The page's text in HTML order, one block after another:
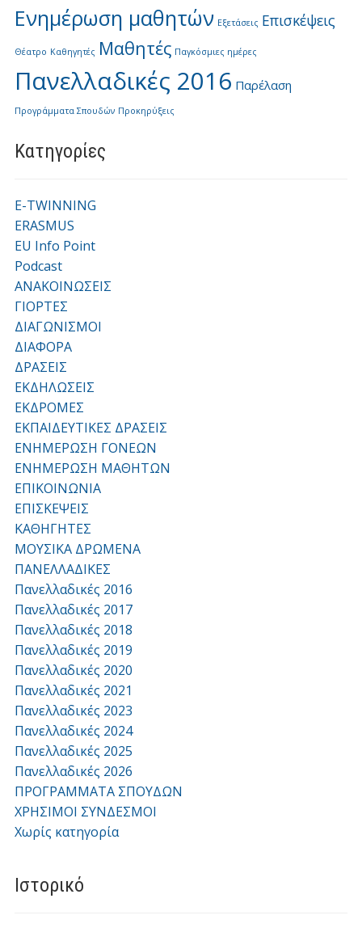
Ενημέρωση μαθητών Εξετάσεις Επισκέψεις
Θέατρο Καθηγητές Μαθητές Παγκόσμιες ημέρες
Πανελλαδικές 2016 Παρέλαση
Προγράμματα Σπουδών Προκηρύξεις
Kατηγορίες
E-TWINNING
ERASMUS
EU Info Point
Podcast
ΑΝΑΚΟΙΝΩΣΕΙΣ
ΓΙΟΡΤΕΣ
ΔΙΑΓΩΝΙΣΜΟΙ
ΔΙΑΦΟΡΑ
ΔΡΑΣΕΙΣ
ΕΚΔΗΛΩΣΕΙΣ
ΕΚΔΡΟΜΕΣ
ΕΚΠΑΙΔΕΥΤΙΚΕΣ ΔΡΑΣΕΙΣ
ΕΝΗΜΕΡΩΣΗ ΓΟΝΕΩΝ
ΕΝΗΜΕΡΩΣΗ ΜΑΘΗΤΩΝ
ΕΠΙΚΟΙΝΩΝΙΑ
ΕΠΙΣΚΕΨΕΙΣ
ΚΑΘΗΓΗΤΕΣ
ΜΟΥΣΙΚΑ ΔΡΩΜΕΝΑ
ΠΑΝΕΛΛΑΔΙΚΕΣ
Πανελλαδικές 2016
Πανελλαδικές 2017
Πανελλαδικές 2018
Πανελλαδικές 2019
Πανελλαδικές 2020
Πανελλαδικές 2021
Πανελλαδικές 2023
Πανελλαδικές 2024
Πανελλαδικές 2025
Πανελλαδικές 2026
ΠΡΟΓΡΑΜΜΑΤΑ ΣΠΟΥΔΩΝ
ΧΡΗΣΙΜΟΙ ΣΥΝΔΕΣΜΟΙ
Χωρίς κατηγορία
Ιστορικό